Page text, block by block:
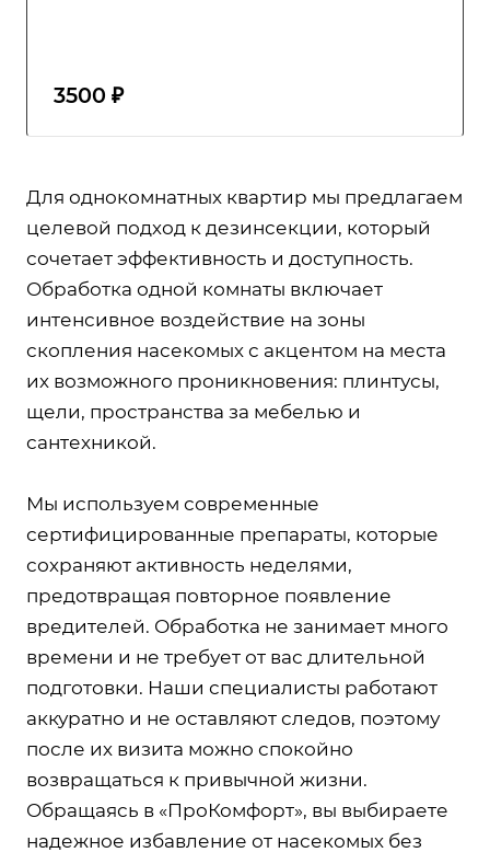
3500 ₽
Для однокомнатных квартир мы предлагаем
целевой подход к дезинсекции, который
сочетает эффективность и доступность.
Обработка одной комнаты включает
интенсивное воздействие на зоны
скопления насекомых с акцентом на места
их возможного проникновения: плинтусы,
щели, пространства за мебелью и
сантехникой.
Мы используем современные
сертифицированные препараты, которые
сохраняют активность неделями,
предотвращая повторное появление
вредителей. Обработка не занимает много
времени и не требует от вас длительной
подготовки. Наши специалисты работают
аккуратно и не оставляют следов, поэтому
после их визита можно спокойно
возвращаться к привычной жизни.
Обращаясь в «ПроКомфорт», вы выбираете
надежное избавление от насекомых без